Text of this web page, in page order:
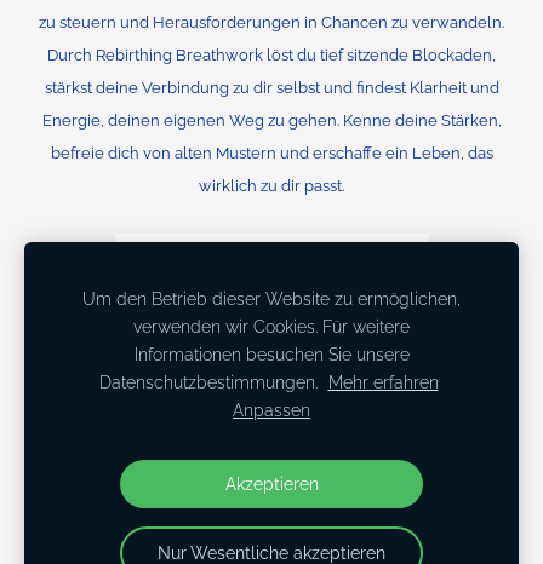
zu steuern und Herausforderungen in Chancen zu verwandeln.
Durch Rebirthing Breathwork löst du tief sitzende Blockaden,
stärkst deine Verbindung zu dir selbst und findest Klarheit und
Energie, deinen eigenen Weg zu gehen. Kenne deine Stärken,
befreie dich von alten Mustern und erschaffe ein Leben, das
wirklich zu dir passt.
© 2026 dacebreathwork. Alle Rechte vorbehalten
Impressum Datenschutz
Um den Betrieb dieser Website zu ermöglichen,
verwenden wir Cookies. Für weitere
Informationen besuchen Sie unsere
Datenschutzbestimmungen.
Mehr erfahren
Anpassen
Akzeptieren
Nur Wesentliche akzeptieren